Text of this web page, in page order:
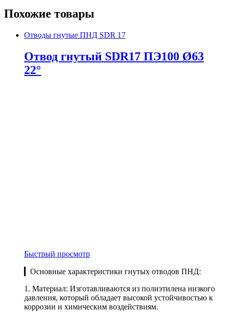
Похожие товары
Отводы гнутые ПНД SDR 17
Отвод гнутый SDR17 ПЭ100 Ø63
22°
Быстрый просмотр
▎Основные характеристики гнутых отводов ПНД:
1. Материал: Изготавливаются из полиэтилена низкого
давления, который обладает высокой устойчивостью к
коррозии и химическим воздействиям.